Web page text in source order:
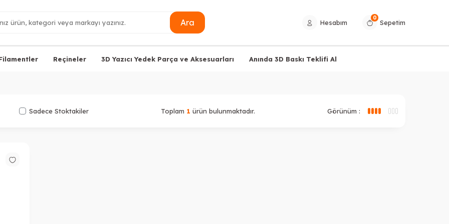
Ara Hesabım
0
Sepetim
Reçineler 3D Yazıcı Yedek Parça ve Aksesuarları Anında 3D Baskı Teklifi Al
Sadece Stoktakiler Toplam 1 ürün bulunmaktadır. Görünüm :